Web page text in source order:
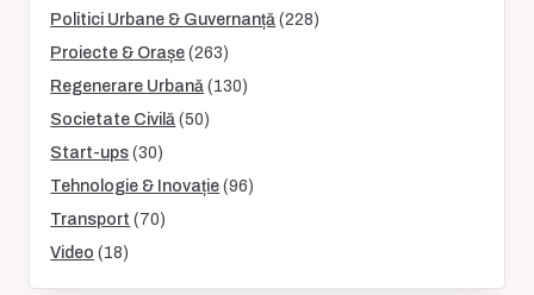
Politici Urbane & Guvernanță (228)
Proiecte & Orașe (263)
Regenerare Urbană (130)
Societate Civilă (50)
Start-ups (30)
Tehnologie & Inovație (96)
Transport (70)
Video (18)